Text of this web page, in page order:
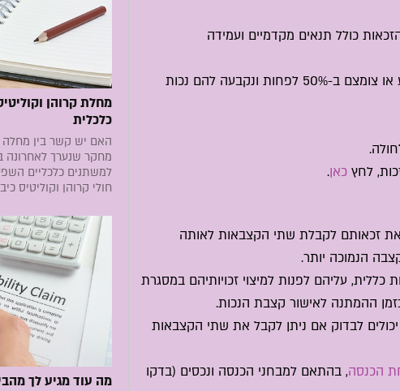
כולל תנאים מקדמיים ועמידה
קצבת נכות כללית משולמת למי שעקב נכות הכושר שלהם להשתכר נפגע או צומצם ב-50% לפחות ונקבעה להם נכות
לחץ כאן.
את זכאותם לקבלת שתי הקצבאות לאותה
הנמוכה יותר.
עליהם לפנות למיצוי זכויותיהם במסגרת
ההמתנה לאישור קצבת הנכות.
לבדוק אם ניתן לקבל את שתי הקצבאות
הכנסה, בהתאם למבחני הכנסה ונכסים (בדקו
מחלת קרוהן
כלכלית
האם יש קשר בין מחלה
למשתנים כלכליים
חולי קרוהן וקוליטיס
מה עוד מגיע לך